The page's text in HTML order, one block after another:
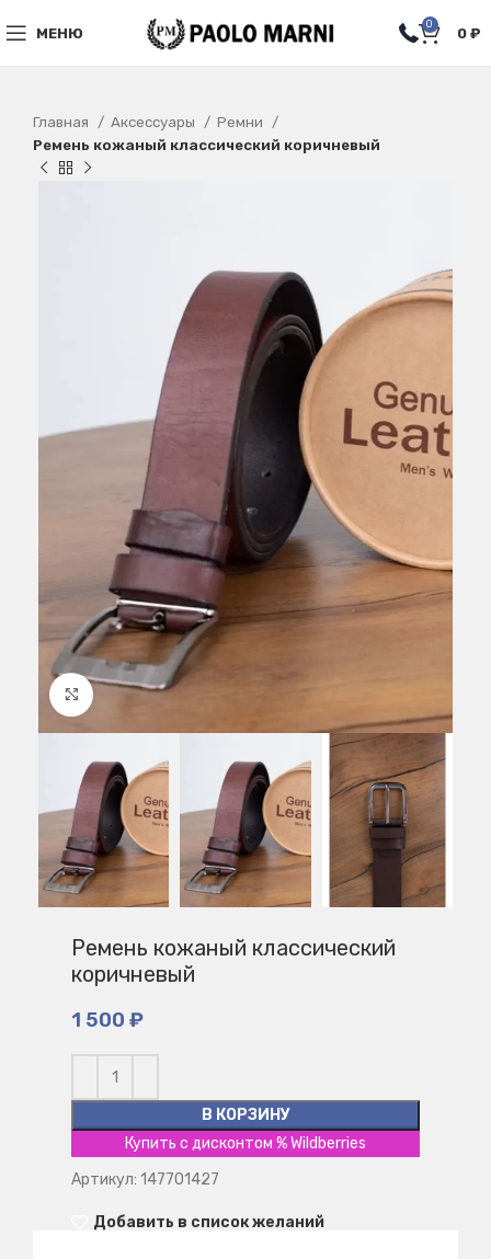
МЕНЮ
0
0 ₽
Главная Аксессуары
Ремни
Ремень кожаный классический коричневый
Нажмите, чтобы увеличить
Ремень кожаный классический
коричневый
1 500 ₽
В КОРЗИНУ
Купить с дисконтом % Wildberries
Артикул: 147701427
Добавить в список желаний